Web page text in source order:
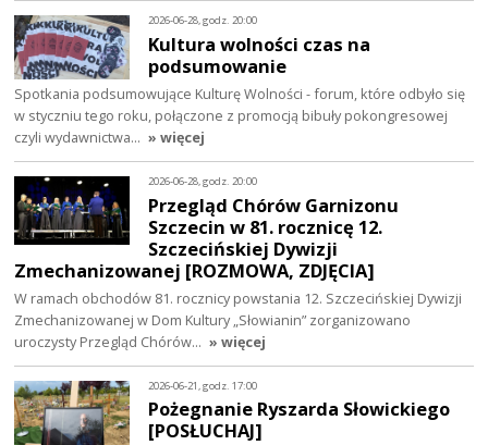
2026-06-28, godz. 20:00
Kultura wolności czas na
podsumowanie
Spotkania podsumowujące Kulturę Wolności - forum, które odbyło się
w styczniu tego roku, połączone z promocją bibuły pokongresowej
czyli wydawnictwa… » więcej
2026-06-28, godz. 20:00
Przegląd Chórów Garnizonu
Szczecin w 81. rocznicę 12.
Szczecińskiej Dywizji
Zmechanizowanej [ROZMOWA, ZDJĘCIA]
W ramach obchodów 81. rocznicy powstania 12. Szczecińskiej Dywizji
Zmechanizowanej w Dom Kultury „Słowianin” zorganizowano
uroczysty Przegląd Chórów… » więcej
2026-06-21, godz. 17:00
Pożegnanie Ryszarda Słowickiego
[POSŁUCHAJ]